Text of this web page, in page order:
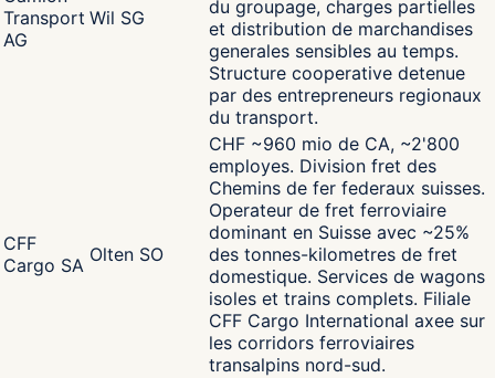
Transport
AG
Wil SG
du groupage, charges partielles
et distribution de marchandises
generales sensibles au temps.
Structure cooperative detenue
par des entrepreneurs regionaux
du transport.
CFF
Cargo SA Olten SO
CHF ~960 mio de CA, ~2'800
employes. Division fret des
Chemins de fer federaux suisses.
Operateur de fret ferroviaire
dominant en Suisse avec ~25%
des tonnes-kilometres de fret
domestique. Services de wagons
isoles et trains complets. Filiale
CFF Cargo International axee sur
les corridors ferroviaires
transalpins nord-sud.